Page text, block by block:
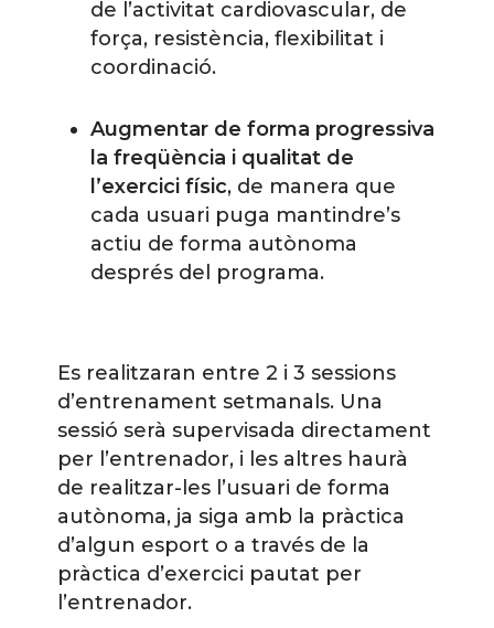
de l’activitat cardiovascular, de
força, resistència, flexibilitat i
coordinació.
Augmentar de forma progressiva
la freqüència i qualitat de
l’exercici físic, de manera que
cada usuari puga mantindre’s
actiu de forma autònoma
després del programa.
Es realitzaran entre 2 i 3 sessions
d’entrenament setmanals. Una
sessió serà supervisada directament
per l’entrenador, i les altres haurà
de realitzar-les l’usuari de forma
autònoma, ja siga amb la pràctica
d’algun esport o a través de la
pràctica d’exercici pautat per
l’entrenador.